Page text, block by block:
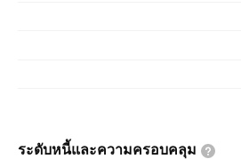
ระดับหนี้และความครอบคลุม